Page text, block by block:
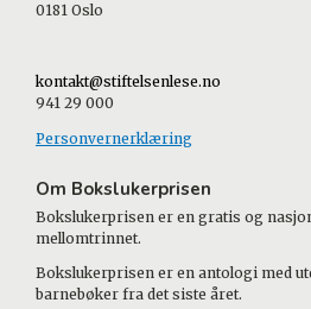
0181 Oslo
kontakt@stiftelsenlese.no
941 29 000
Personvernerklæring
Om Bokslukerprisen
Bokslukerprisen er en gratis og
mellomtrinnet.
Bokslukerprisen er en antologi med
barnebøker fra det siste året.